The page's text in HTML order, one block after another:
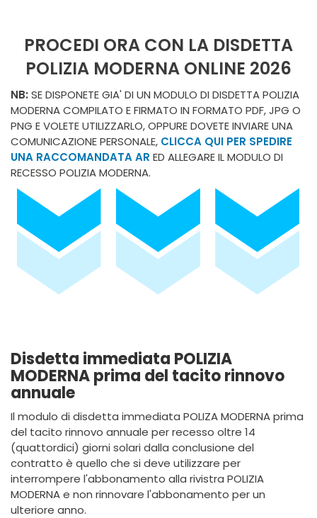
PROCEDI ORA CON LA DISDETTA
POLIZIA MODERNA ONLINE 2026
NB: SE DISPONETE GIA' DI UN MODULO DI DISDETTA POLIZIA
MODERNA COMPILATO E FIRMATO IN FORMATO PDF, JPG O
PNG E VOLETE UTILIZZARLO, OPPURE DOVETE INVIARE UNA
COMUNICAZIONE PERSONALE, CLICCA QUI PER SPEDIRE
UNA RACCOMANDATA AR ED ALLEGARE IL MODULO DI
RECESSO POLIZIA MODERNA.
Disdetta immediata POLIZIA
MODERNA prima del tacito rinnovo
annuale
Il modulo di disdetta immediata POLIZA MODERNA prima
del tacito rinnovo annuale per recesso oltre 14
(quattordici) giorni solari dalla conclusione del
contratto è quello che si deve utilizzare per
interrompere l'abbonamento alla rivistra POLIZIA
MODERNA e non rinnovare l'abbonamento per un
ulteriore anno.